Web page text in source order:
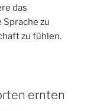
das
zu
zu fühlen.
ernten